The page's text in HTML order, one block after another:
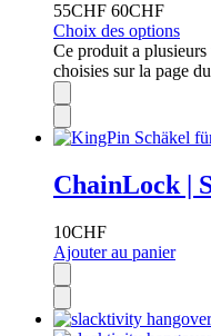
55CHF 60CHF
Choix des options
Ce produit a
choisies sur la page
ChainLock |
10CHF
Ajouter au panier